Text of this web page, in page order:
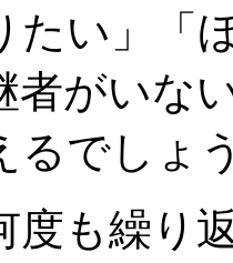
たい」「
者がいな
るでしょう
度も繰り